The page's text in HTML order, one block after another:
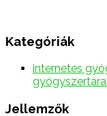
Kategóriák
internetes
Jellemzők